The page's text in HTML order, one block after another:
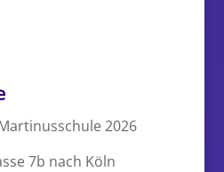
2026
7b nach Köln